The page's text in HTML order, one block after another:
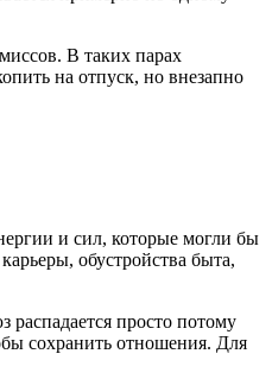
В таких парах
на отпуск, но внезапно
и сил, которые могли бы
обустройства быта,
просто потому
сохранить отношения. Для